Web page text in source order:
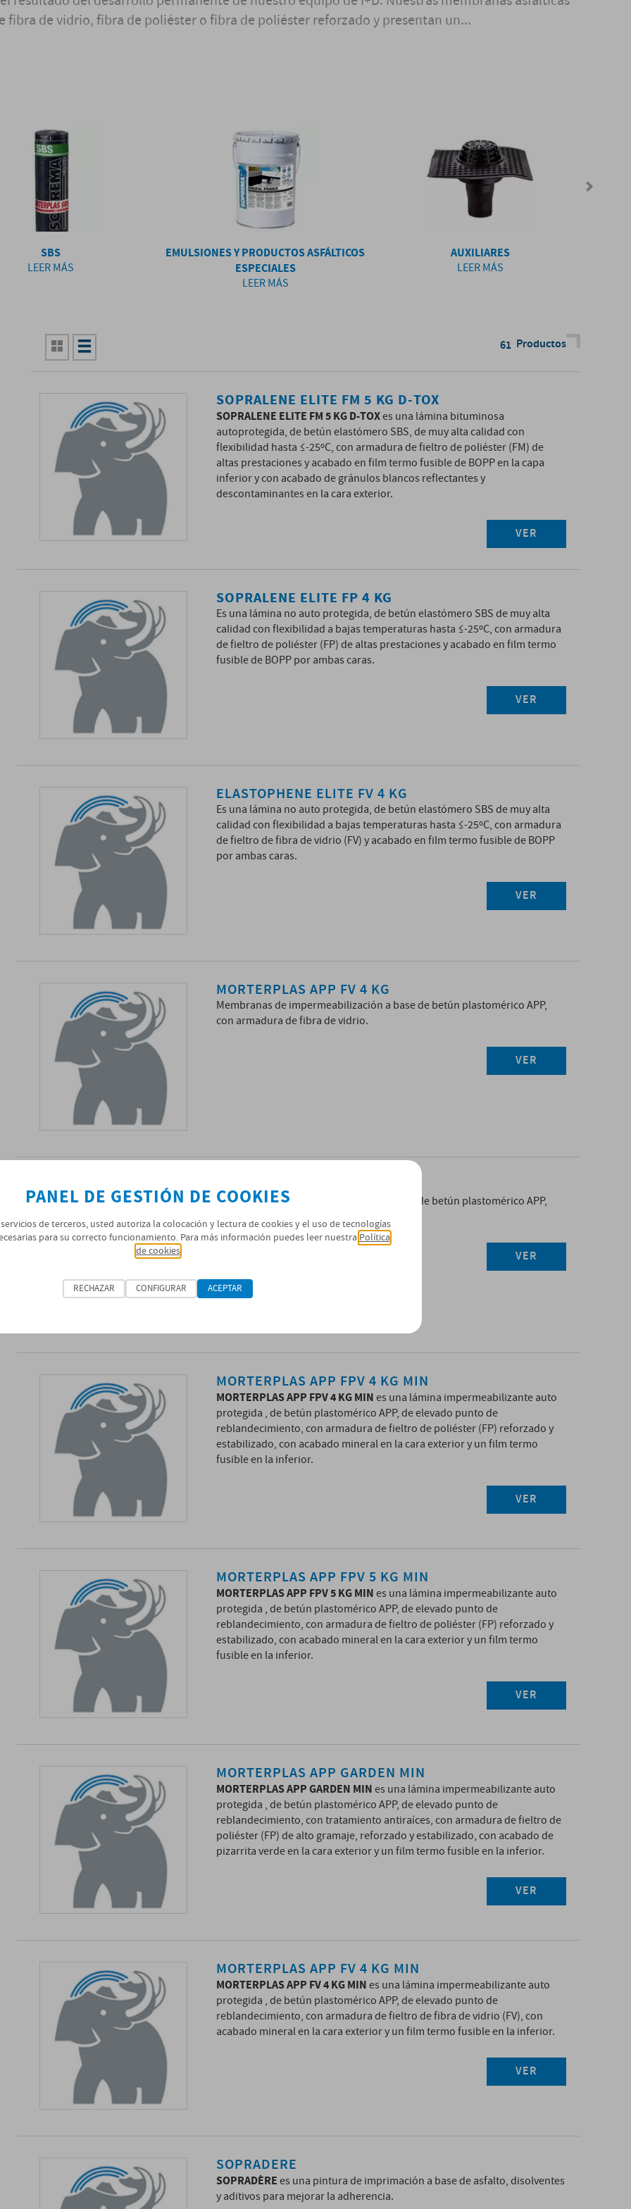
fibra de vidrio, fibra de poliéster o fibra de poliéster reforzado y presentan un...
SBS
LEER MÁS
EMULSIONES Y PRODUCTOS ASFÁLTICOS
ESPECIALES
LEER MÁS
AUXILIARES
LEER MÁS
61 Productos
SOPRALENE ELITE FM 5 KG D-TOX
SOPRALENE ELITE FM 5 KG D-TOXes una lámina bituminosa
autoprotegida, de betún elastómero SBS, de muy alta calidad con
flexibilidad hasta ≤-25ºC, con armadura de fieltro de poliéster (FM) de
altas prestaciones y acabado en film termo fusible de BOPP en la capa
inferior y con acabado de gránulos blancos reflectantes y
descontaminantes en la cara exterior.
VER
SOPRALENE ELITE FP 4 KG
Es una lámina no auto protegida, de betún elastómero SBS de muy alta
calidad con flexibilidad a bajas temperaturas hasta ≤-25ºC, con armadura
de fieltro de poliéster (FP) de altas prestaciones y acabado en film termo
fusible de BOPP por ambas caras.
VER
ELASTOPHENE ELITE FV 4 KG
Es una lámina no auto protegida, de betún elastómero SBS de muy alta
calidad con flexibilidad a bajas temperaturas hasta ≤-25ºC, con armadura
de fieltro de fibra de vidrio (FV) y acabado en film termo fusible de BOPP
por ambas caras.
VER
MORTERPLAS APP FV 4 KG
Membranas de impermeabilización a base de betún plastomérico APP,
con armadura de fibra de vidrio.
VER
MORTERPLAS APP FV 3 KG
Membranas de impermeabilización a base de betún plastomérico APP,
con armadura de fibra de vidrio.
VER
MORTERPLAS APP FPV 4 KG MIN
MORTERPLAS APP FPV 4 KG MINes una lámina impermeabilizante auto
protegida , de betún plastomérico APP, de elevado punto de
reblandecimiento, con armadura de fieltro de poliéster (FP) reforzado y
estabilizado, con acabado mineral en la cara exterior y un film termo
fusible en la inferior.
VER
MORTERPLAS APP FPV 5 KG MIN
MORTERPLAS APP FPV 5 KG MINes una lámina impermeabilizante auto
protegida , de betún plastomérico APP, de elevado punto de
reblandecimiento, con armadura de fieltro de poliéster (FP) reforzado y
estabilizado, con acabado mineral en la cara exterior y un film termo
fusible en la inferior.
VER
MORTERPLAS APP GARDEN MIN
MORTERPLAS APP GARDEN MINes una lámina impermeabilizante auto
protegida , de betún plastomérico APP, de elevado punto de
reblandecimiento, con tratamiento antiraíces, con armadura de fieltro de
poliéster (FP) de alto gramaje, reforzado y estabilizado, con acabado de
pizarrita verde en la cara exterior y un film termo fusible en la inferior.
VER
MORTERPLAS APP FV 4 KG MIN
MORTERPLAS APP FV 4 KG MINes una lámina impermeabilizante auto
protegida , de betún plastomérico APP, de elevado punto de
reblandecimiento, con armadura de fieltro de fibra de vidrio (FV), con
acabado mineral en la cara exterior y un film termo fusible en la inferior.
VER
SOPRADERE
SOPRADÈREes una pintura de imprimación a base de asfalto, disolventes
y aditivos para mejorar la adherencia.
PANEL DE GESTIÓN DE COOKIES
de terceros, usted autoriza la colocación y lectura de cookies y el uso de tecnologías
para su correcto funcionamiento. Para más información puedes leer nuestra Política
de cookies
RECHAZAR CONFIGURAR ACEPTAR